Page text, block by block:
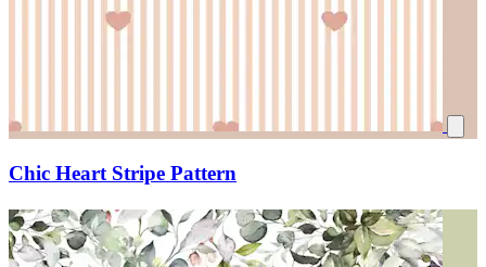
Chic Heart Stripe Pattern